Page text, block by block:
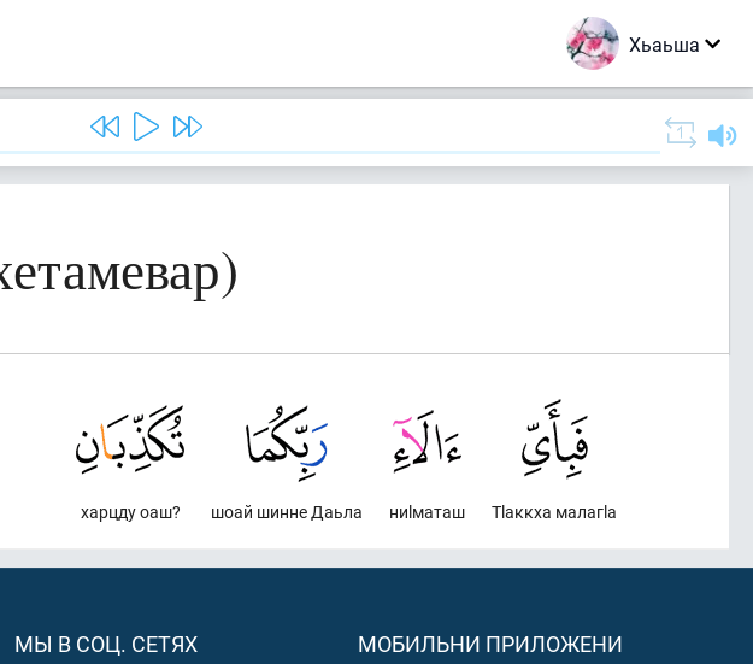
Хьаьша
Тlаккха малагlа
ниlматаш
шоай шинне Даьла
харцду оаш?
МЫ В СОЦ. СЕТЯХ МОБИЛЬНИ ПРИЛОЖЕНИ